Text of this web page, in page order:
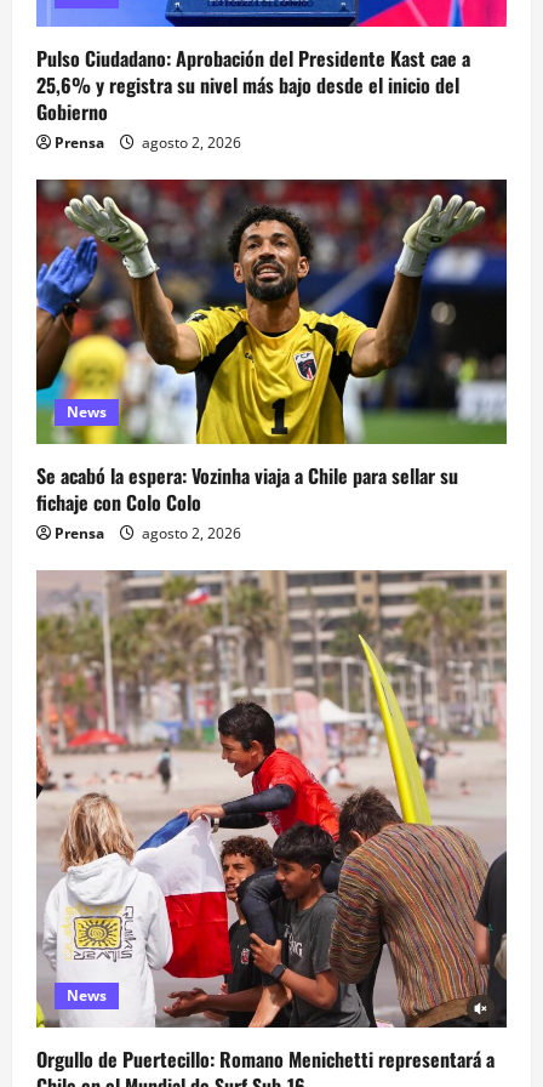
Pulso Ciudadano: Aprobación del Presidente Kast cae a
25,6% y registra su nivel más bajo desde el inicio del
Gobierno
Prensa agosto 2, 2026
News
Se acabó la espera: Vozinha viaja a Chile para sellar su
fichaje con Colo Colo
Prensa agosto 2, 2026
News
Orgullo de Puertecillo: Romano Menichetti representará a